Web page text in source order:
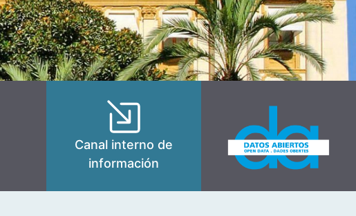
Canal interno de
información